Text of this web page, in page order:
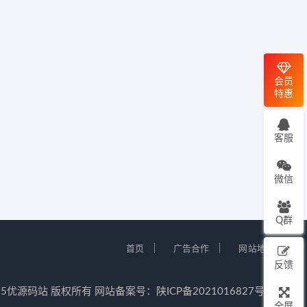
首页 广告合作 网站地图
源码站 版权所有 网站备案号： 陕ICP备2021016827号-5
会员
特惠
客服
微信
Q群
反馈